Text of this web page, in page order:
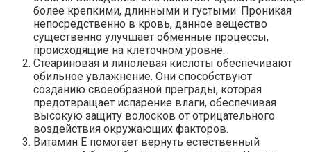
более крепкими, длинными и густыми. Проникая
непосредственно в кровь, данное вещество
существенно улучшает обменные процессы,
происходящие на клеточном уровне.
Стеариновая и линолевая кислоты обеспечивают
обильное увлажнение. Они способствуют
созданию своеобразной преграды, которая
предотвращает испарение влаги, обеспечивая
высокую защиту волосков от отрицательного
воздействия окружающих факторов.
Витамин Е помогает вернуть естественный